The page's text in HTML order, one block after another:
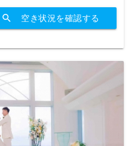
search 空き状況を確認する